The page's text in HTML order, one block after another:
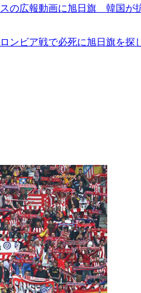
の広報動画に旭日旗 韓国が
ンビア戦で必死に旭日旗を探